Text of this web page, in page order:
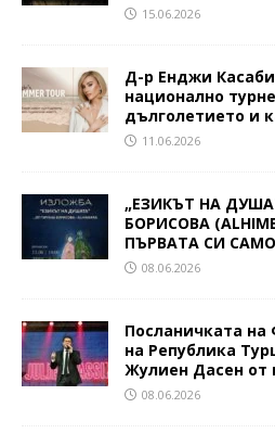
15.06.2026
Д-р Енджи
национално
дълголетието и
11.06.2026
„ЕЗИКЪТ НА
БОРИСОВА
ПЪРВАТА СИ
08.06.2026
Посланичката
на Република
Жулиен Дасен от
08.06.2026